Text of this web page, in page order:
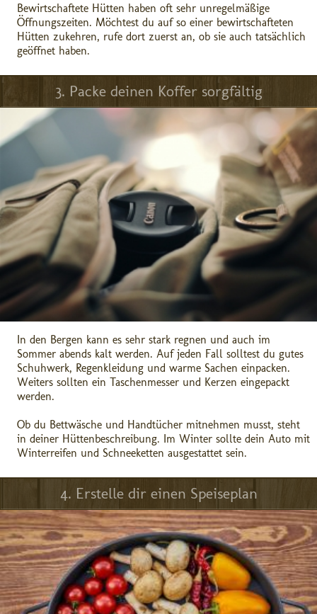
Bewirtschaftete Hütten haben oft sehr unregelmäßige
Öffnungszeiten. Möchtest du auf so einer bewirtschafteten
Hütten zukehren, rufe dort zuerst an, ob sie auch tatsächlich
geöffnet haben.
3. Packe deinen Koffer sorgfältig
In den Bergen kann es sehr stark regnen und auch im
Sommer abends kalt werden. Auf jeden Fall solltest du gutes
Schuhwerk, Regenkleidung und warme Sachen einpacken.
Weiters sollten ein Taschenmesser und Kerzen eingepackt
werden.
Ob du Bettwäsche und Handtücher mitnehmen musst, steht
in deiner Hüttenbeschreibung. Im Winter sollte dein Auto mit
Winterreifen und Schneeketten ausgestattet sein.
4. Erstelle dir einen Speiseplan